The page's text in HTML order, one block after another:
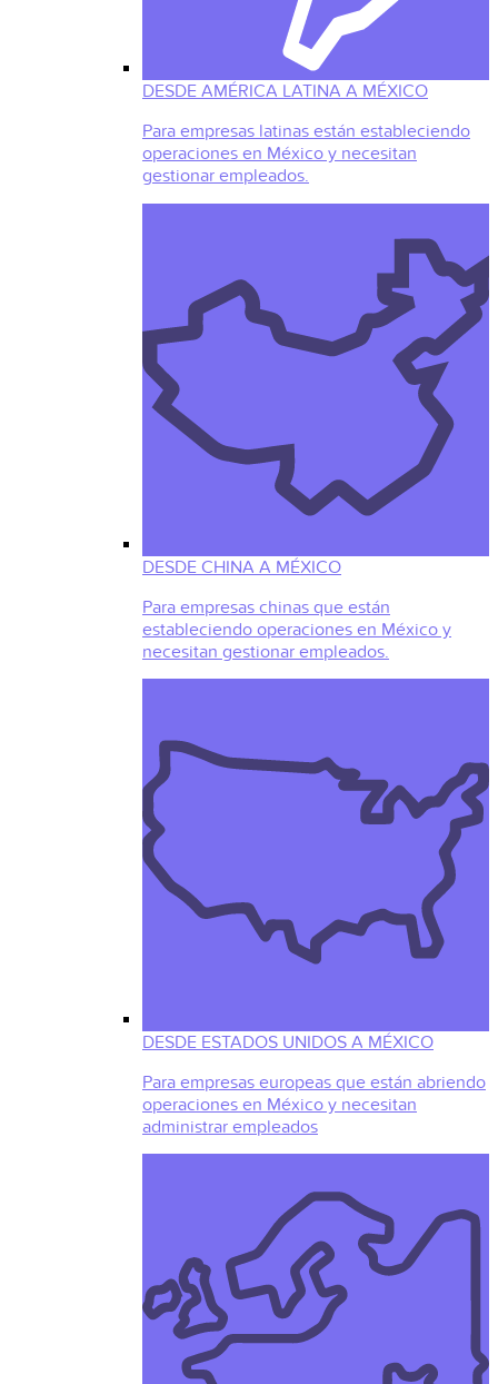
DESDE AMÉRICA LATINA A MÉXICO
Para empresas latinas están estableciendo
operaciones en México y necesitan
gestionar empleados.
DESDE CHINA A MÉXICO
Para empresas chinas que están
estableciendo operaciones en México y
necesitan gestionar empleados.
DESDE ESTADOS UNIDOS A MÉXICO
Para empresas europeas que están abriendo
operaciones en México y necesitan
administrar empleados